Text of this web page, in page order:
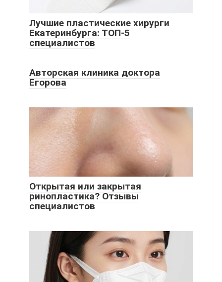
Лучшие пластические хирурги
Екатеринбурга: ТОП-5
специалистов
Авторская клиника доктора
Егорова
Открытая или закрытая
ринопластика? Отзывы
специалистов